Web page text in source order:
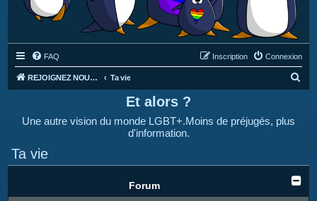
FAQ Connexion
Inscription
REJOIGNEZ NOUS SUR DISCORD : https://discord.gg/4C2Bvub Ta vie
h
Et alors ?
Une autre vision du monde LGBT+.Moins de préjugés, plus
d'information.
Ta vie
Forum